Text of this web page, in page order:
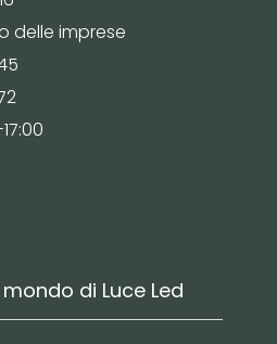
delle imprese
di Luce Led